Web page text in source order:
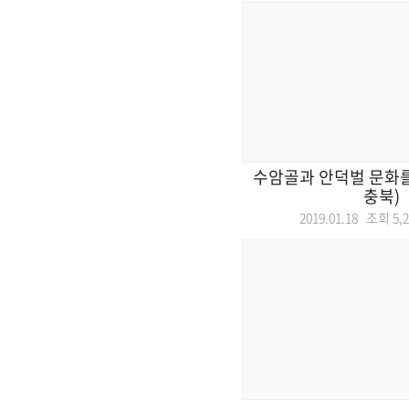
수암골과 안덕벌 문화
충북)
2019.01.18 조회